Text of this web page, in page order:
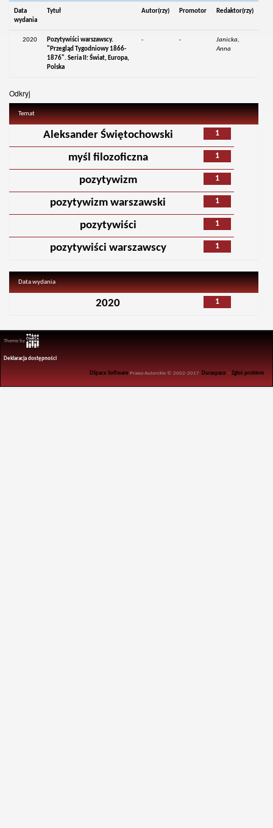
Data
wydania
Tytuł Autor(rzy) Promotor Redaktor(rzy)
2020
Pozytywiści warszawscy.
"Przegląd Tygodniowy 1866-
1876". Seria II: Świat, Europa,
Polska
- -
Janicka,
Anna
Odkryj
Temat
1
Aleksander Świętochowski
1
myśl filozoficzna
1
pozytywizm
1
pozytywizm warszawski
1
pozytywiści
1
pozytywiści warszawscy
Data wydania
1
2020
Theme by
Deklaracja dostępności
DSpace Software Prawa Autorskie © 2002-2017 Duraspace -Zgłoś problem